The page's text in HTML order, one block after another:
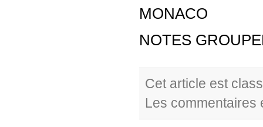
MONACO
NOTES
Cet article est
Les commentaires